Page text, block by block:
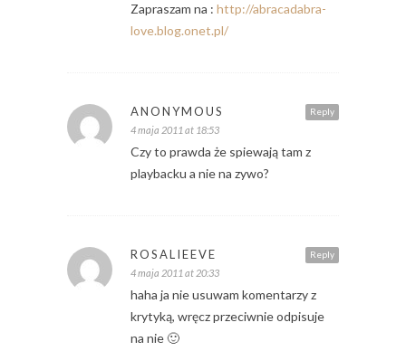
Zapraszam na : http://abracadabra-
love.blog.onet.pl/
Reply
ANONYMOUS
4 maja 2011 at 18:53
Czy to prawda że spiewają tam z
playbacku a nie na zywo?
Reply
ROSALIEEVE
4 maja 2011 at 20:33
haha ja nie usuwam komentarzy z
krytyką, wręcz przeciwnie odpisuje
na nie 🙂